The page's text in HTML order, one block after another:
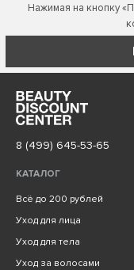
Нажимая на кнопку
8 (499) 645-53-65
КАТАЛОГ
Всё до 200 рублей
Уход для лица
Уход для тела
Уход за волосами